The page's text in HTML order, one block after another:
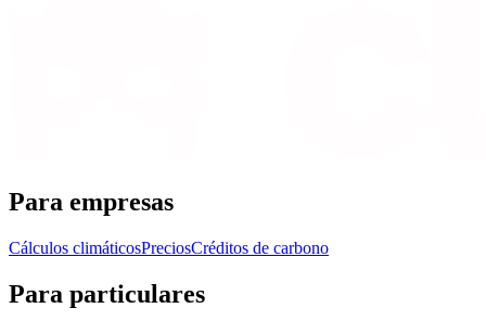
Para empresas
Cálculos climáticosPreciosCréditos de carbono
Para particulares